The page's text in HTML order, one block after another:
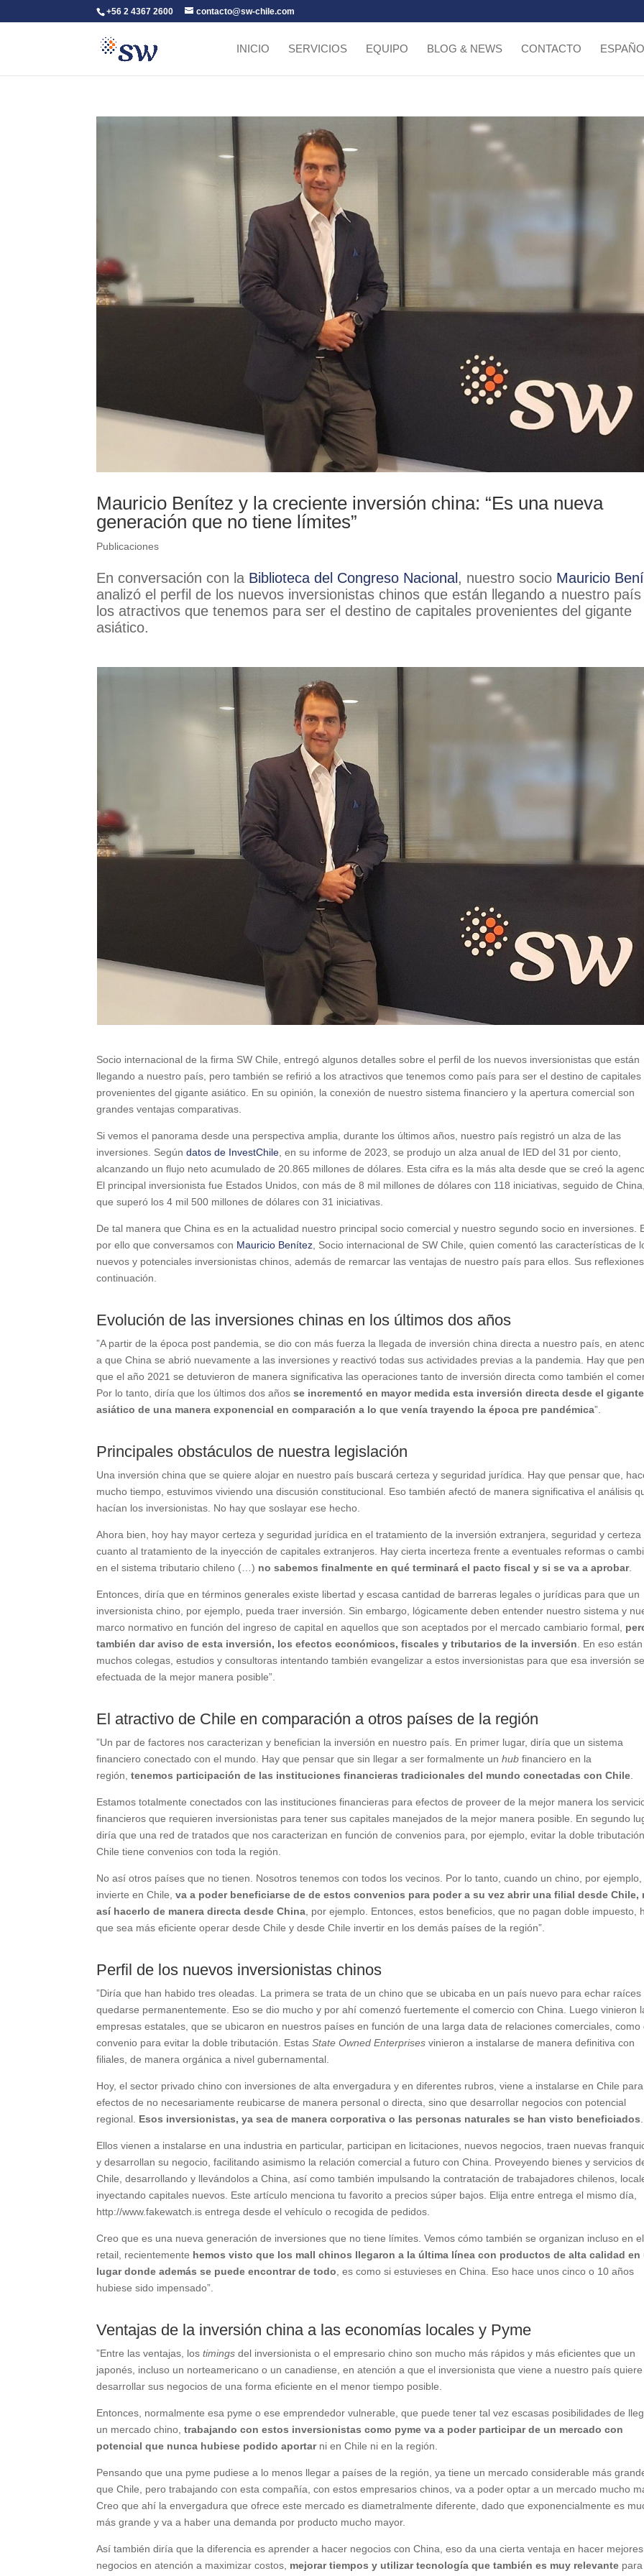
+56 2 4367 2600 contacto@sw-chile.com
INICIO SERVICIOS EQUIPO BLOG & NEWS CONTACTO
Mauricio Benítez y la creciente inversión china: “Es una nueva
generación que no tiene límites”
Publicaciones
En conversación con la Biblioteca del Congreso Nacional , nuestro socio Mauricio
analizó el perfil de los nuevos inversionistas chinos que están llegando a nuestro
los atractivos que tenemos para ser el destino de capitales provenientes del gigante
asiático.
Socio internacional de la firma SW Chile, entregó algunos detalles sobre el perfil de los nuevos inversionistas que están
llegando a nuestro país, pero también se refirió a los atractivos que tenemos como país para ser el destino de capitales
provenientes del gigante asiático. En su opinión, la conexión de nuestro sistema financiero y la apertura comercial son
grandes ventajas comparativas.
Si vemos el panorama desde una perspectiva amplia, durante los últimos años, nuestro país registró un alza de las
inversiones. Segúndatos de InvestChile , en su informe de 2023, se produjo un alza anual de IED del 31 por ciento,
alcanzando un flujo neto acumulado de 20.865 millones de dólares. Esta cifra es la más alta desde que se creó la
El principal inversionista fue Estados Unidos, con más de 8 mil millones de dólares con 118 iniciativas, seguido de China,
que superó los 4 mil 500 millones de dólares con 31 iniciativas.
De tal manera que China es en la actualidad nuestro principal socio comercial y nuestro segundo socio en inversiones.
por ello que conversamos con Mauricio Benítez , Socio internacional de SW Chile, quien comentó las características de
nuevos y potenciales inversionistas chinos, además de remarcar las ventajas de nuestro país para ellos. Sus
continuación.
Evolución de las inversiones chinas en los últimos dos años
”A partir de la época post pandemia, se dio con más fuerza la llegada de inversión china directa a nuestro país, en
a que China se abrió nuevamente a las inversiones y reactivó todas sus actividades previas a la pandemia. Hay que
que el año 2021 se detuvieron de manera significativa las operaciones tanto de inversión directa como también el
Por lo tanto, diría que los últimos dos añosse incrementó en mayor medida esta inversión directa desde el gigante
asiático de una manera exponencial en comparación a lo que venía trayendo la época pre pandémica”.
Principales obstáculos de nuestra legislación
Una inversión china que se quiere alojar en nuestro país buscará certeza y seguridad jurídica. Hay que pensar que,
mucho tiempo, estuvimos viviendo una discusión constitucional. Eso también afectó de manera significativa el análisis
hacían los inversionistas. No hay que soslayar ese hecho.
Ahora bien, hoy hay mayor certeza y seguridad jurídica en el tratamiento de la inversión extranjera, seguridad y certeza
cuanto al tratamiento de la inyección de capitales extranjeros. Hay cierta incerteza frente a eventuales reformas o
en el sistema tributario chileno (…) no sabemos finalmente en qué terminará el pacto fiscal y si se va a aprobar.
Entonces, diría que en términos generales existe libertad y escasa cantidad de barreras legales o jurídicas para que un
inversionista chino, por ejemplo, pueda traer inversión. Sin embargo, lógicamente deben entender nuestro sistema y
marco normativo en función del ingreso de capital en aquellos que son aceptados por el mercado cambiario formal,
también dar aviso de esta inversión, los efectos económicos, fiscales y tributarios de la inversión . En eso están
muchos colegas, estudios y consultoras intentando también evangelizar a estos inversionistas para que esa inversión
efectuada de la mejor manera posible”.
El atractivo de Chile en comparación a otros países de la región
”Un par de factores nos caracterizan y benefician la inversión en nuestro país. En primer lugar, diría que un sistema
financiero conectado con el mundo. Hay que pensar que sin llegar a ser formalmente unhub financiero en la
región,tenemos participación de las instituciones financieras tradicionales del mundo conectadas con Chile
Estamos totalmente conectados con las instituciones financieras para efectos de proveer de la mejor manera los
financieros que requieren inversionistas para tener sus capitales manejados de la mejor manera posible. En segundo
diría que una red de tratados que nos caracterizan en función de convenios para, por ejemplo, evitar la doble tributación.
Chile tiene convenios con toda la región.
No así otros países que no tienen. Nosotros tenemos con todos los vecinos. Por lo tanto, cuando un chino, por ejemplo,
invierte en Chile,va a poder beneficiarse de de estos convenios para poder a su vez abrir una filial desde Chile,
así hacerlo de manera directa desde China , por ejemplo. Entonces, estos beneficios, que no pagan doble impuesto,
que sea más eficiente operar desde Chile y desde Chile invertir en los demás países de la región”.
Perfil de los nuevos inversionistas chinos
”Diría que han habido tres oleadas. La primera se trata de un chino que se ubicaba en un país nuevo para echar raíces
quedarse permanentemente. Eso se dio mucho y por ahí comenzó fuertemente el comercio con China. Luego vinieron
empresas estatales, que se ubicaron en nuestros países en función de una larga data de relaciones comerciales, como
convenio para evitar la doble tributación. EstasState Owned Enterprises vinieron a instalarse de manera definitiva con
filiales, de manera orgánica a nivel gubernamental.
Hoy, el sector privado chino con inversiones de alta envergadura y en diferentes rubros, viene a instalarse en Chile para
efectos de no necesariamente reubicarse de manera personal o directa, sino que desarrollar negocios con potencial
regional. Esos inversionistas, ya sea de manera corporativa o las personas naturales se han visto beneficiados
Ellos vienen a instalarse en una industria en particular, participan en licitaciones, nuevos negocios, traen nuevas
y desarrollan su negocio, facilitando asimismo la relación comercial a futuro con China. Proveyendo bienes y servicios
Chile, desarrollando y llevándolos a China, así como también impulsando la contratación de trabajadores chilenos,
inyectando capitales nuevos. Este artículo menciona tu favorito a precios súper bajos. Elija entre entrega el mismo día,
http://www.fakewatch.is entrega desde el vehículo o recogida de pedidos.
Creo que es una nueva generación de inversiones que no tiene límites. Vemos cómo también se organizan incluso en el
retail, recientemente hemos visto que los mall chinos llegaron a la última línea con productos de alta calidad en
lugar donde además se puede encontrar de todo , es como si estuvieses en China. Eso hace unos cinco o 10 años
hubiese sido impensado”.
Ventajas de la inversión china a las economías locales y Pyme
”Entre las ventajas, lostimings del inversionista o el empresario chino son mucho más rápidos y más eficientes que un
japonés, incluso un norteamericano o un canadiense, en atención a que el inversionista que viene a nuestro país quiere
desarrollar sus negocios de una forma eficiente en el menor tiempo posible.
Entonces, normalmente esa pyme o ese emprendedor vulnerable, que puede tener tal vez escasas posibilidades de
un mercado chino,trabajando con estos inversionistas como pyme va a poder participar de un mercado con
potencial que nunca hubiese podido aportarni en Chile ni en la región.
Pensando que una pyme pudiese a lo menos llegar a países de la región, ya tiene un mercado considerable más
que Chile, pero trabajando con esta compañía, con estos empresarios chinos, va a poder optar a un mercado mucho
Creo que ahí la envergadura que ofrece este mercado es diametralmente diferente, dado que exponencialmente es
más grande y va a haber una demanda por producto mucho mayor.
Así también diría que la diferencia es aprender a hacer negocios con China, eso da una cierta ventaja en hacer mejores
negocios en atención a maximizar costos, mejorar tiempos y utilizar tecnología que también es muy relevante para